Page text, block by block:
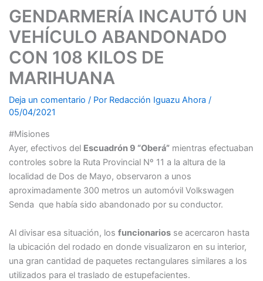
GENDARMERÍA INCAUTÓ UN
VEHÍCULO ABANDONADO
CON 108 KILOS DE
MARIHUANA
Deja un comentario / Por Redacción Iguazu Ahora /
05/04/2021
#Misiones
Ayer, efectivos del Escuadrón 9 “Oberá”mientras efectuaban
controles sobre la Ruta Provincial Nº 11 a la altura de la
localidad de Dos de Mayo, observaron a unos
aproximadamente 300 metros un automóvil Volkswagen
Senda que había sido abandonado por su conductor.
Al divisar esa situación, los funcionariosse acercaron hasta
la ubicación del rodado en donde visualizaron en su interior,
una gran cantidad de paquetes rectangulares similares a los
utilizados para el traslado de estupefacientes.